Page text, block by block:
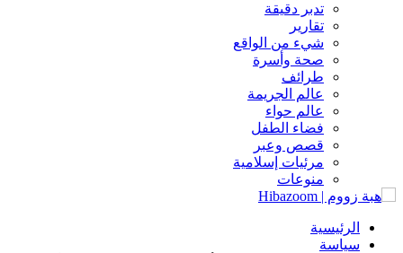
تدبر دقيقة
تقارير
شيء من الواقع
صحة وأسرة
طرائف
عالم الجريمة
عالم حواء
فضاء الطفل
قصص وعبر
مرئيات إسلامية
منوعات
الرئيسية
سياسة